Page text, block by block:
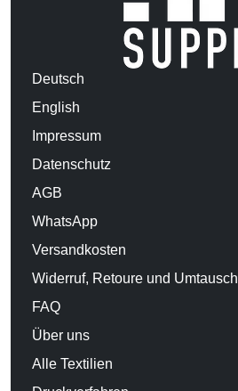
Deutsch
English
Impressum
Datenschutz
AGB
WhatsApp
Versandkosten
Widerruf, Retoure und Umtausch
FAQ
Über uns
Alle Textilien